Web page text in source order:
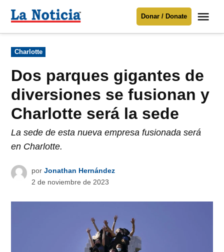
Para mantenerte informado necesitamos
Donar
contenido
Noticia
Donar / Donate
Publicado
en
Charlotte
Dos parques gigantes de
diversiones se fusionan y
Charlotte será la sede
La sede de esta nueva empresa fusionada será
en Charlotte.
por Jonathan Hernández
2 de noviembre de 2023